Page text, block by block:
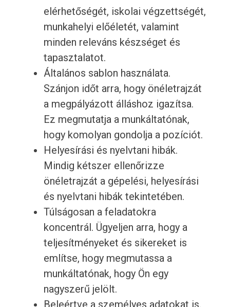
elérhetőségét, iskolai végzettségét,
munkahelyi előéletét, valamint
minden releváns készséget és
tapasztalatot.
Általános sablon használata.
Szánjon időt arra, hogy önéletrajzát
a megpályázott álláshoz igazítsa.
Ez megmutatja a munkáltatónak,
hogy komolyan gondolja a pozíciót.
Helyesírási és nyelvtani hibák.
Mindig kétszer ellenőrizze
önéletrajzát a gépelési, helyesírási
és nyelvtani hibák tekintetében.
Túlságosan a feladatokra
koncentrál. Ügyeljen arra, hogy a
teljesítményeket és sikereket is
említse, hogy megmutassa a
munkáltatónak, hogy Ön egy
nagyszerű jelölt.
Beleértve a személyes adatokat is.